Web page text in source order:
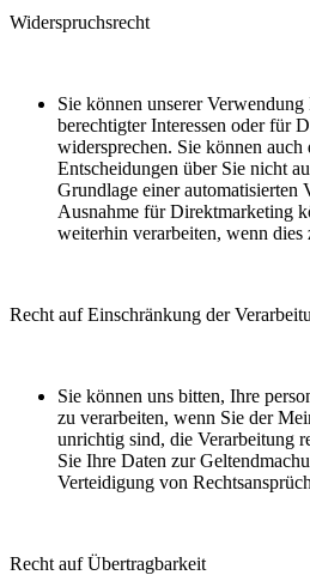
Widerspruchsrecht
Sie können unserer
berechtigter Interessen oder für
widersprechen. Sie können auch
Entscheidungen über Sie nicht
Grundlage einer automatisierten
Ausnahme für Direktmarketing
weiterhin verarbeiten, wenn dies
Recht auf Einschränkung der
Sie können uns bitten, Ihre
zu verarbeiten, wenn Sie der
unrichtig sind, die Verarbeitung
Sie Ihre Daten zur
Verteidigung von
Recht auf Übertragbarkeit